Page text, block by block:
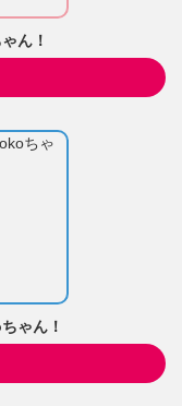
ん！
ゃん！